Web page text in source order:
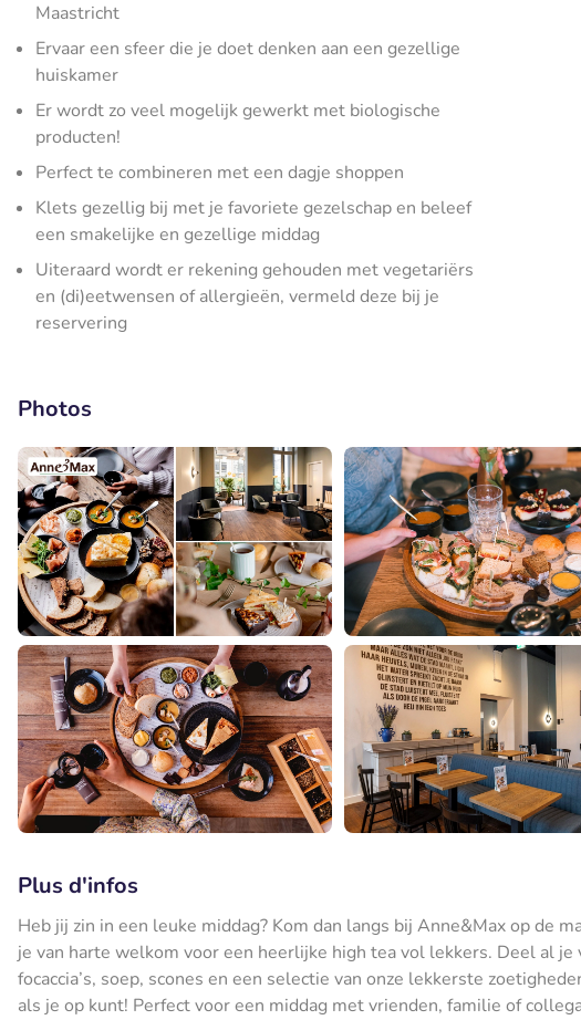
Maastricht
Ervaar een sfeer die je doet denken aan een gezellige
huiskamer
Er wordt zo veel mogelijk gewerkt met biologische
producten!
Perfect te combineren met een dagje shoppen
Klets gezellig bij met je favoriete gezelschap en beleef
een smakelijke en gezellige middag
Uiteraard wordt er rekening gehouden met vegetariërs
en (di)eetwensen of allergieën, vermeld deze bij je
reservering
Photos
Plus d'infos
Heb jij zin in een leuke middag? Kom dan langs bij Anne&Max op de
je van harte welkom voor een heerlijke high tea vol lekkers. Deel al
focaccia’s, soep, scones en een selectie van onze lekkerste
als je op kunt! Perfect voor een middag met vrienden, familie of